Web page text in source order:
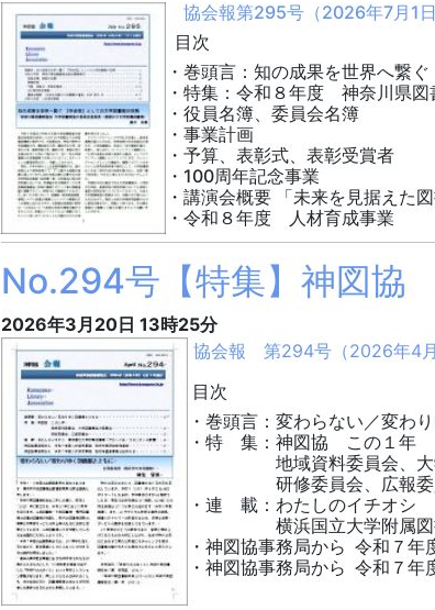
協会報第295号（2026年7月1
目次
・巻頭言：知の成果を世界へ繋
・特集：令和８年度 神奈川県
・役員名簿、委員会名簿
・事業計画
・予算、表彰式、表彰受賞者
・100周年記念事業
・講演会概要 「未来を見据えた
・令和８年度 人材育成事業
No.294号【特集】神図協
2026年3月20日 13時25分
協会報 第294号（2026年4月
目次
・巻頭言：変わらない／変わ
・特 集：神図協 この１年
地域資料委員会、大学
研修委員会、広報委
・連 載：わたしのイチオシ
横浜国立大学附属図書館
・神図協事務局から 令和７
・神図協事務局から 令和７